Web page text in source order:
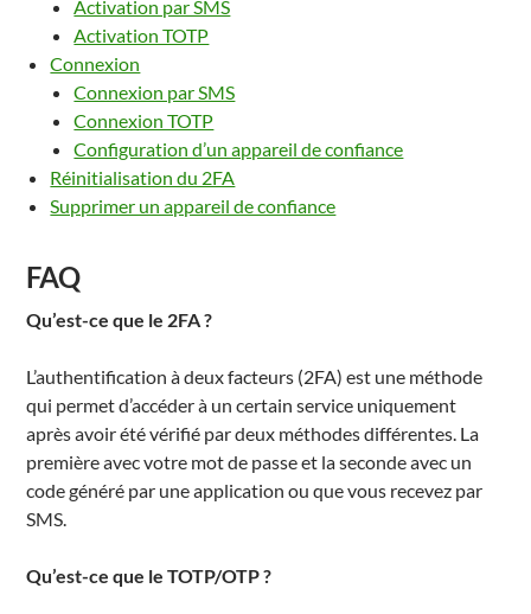
Activation par SMS
Activation TOTP
Connexion
Connexion par SMS
Connexion TOTP
Configuration d’un appareil de confiance
Réinitialisation du 2FA
Supprimer un appareil de confiance
FAQ
Qu’est-ce que le 2FA ?
L’authentification à deux facteurs (2FA) est une méthode
qui permet d’accéder à un certain service uniquement
après avoir été vérifié par deux méthodes différentes. La
première avec votre mot de passe et la seconde avec un
code généré par une application ou que vous recevez par
SMS.
Qu’est-ce que le TOTP/OTP ?